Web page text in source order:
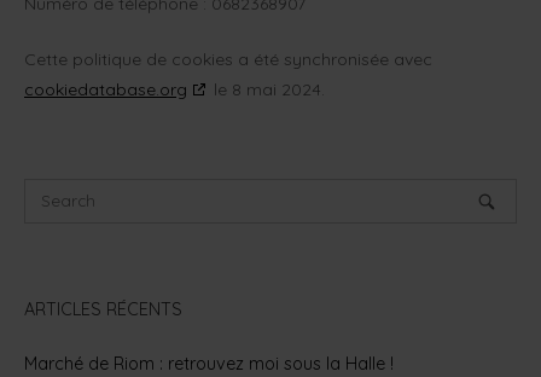
Cette politique de cookies a été synchronisée avec
cookiedatabase.org
le 8 mai 2024.
ARTICLES RÉCENTS
Marché de Riom : retrouvez moi sous la Halle !